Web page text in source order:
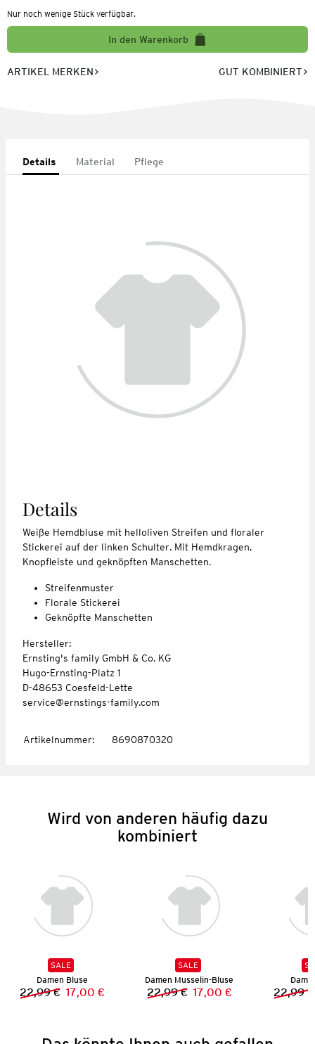
Nur noch wenige Stück verfügbar.
In den Warenkorb
ARTIKEL MERKEN GUT KOMBINIERT
Details Material Pflege
Details
Weiße Hemdbluse mit helloliven Streifen und floraler
Stickerei auf der linken Schulter. Mit Hemdkragen,
Knopfleiste und geknöpften Manschetten.
Streifenmuster
Florale Stickerei
Geknöpfte Manschetten
Hersteller:
Ernsting's family GmbH & Co. KG
Hugo-Ernsting-Platz 1
D-48653 Coesfeld-Lette
service@ernstings-family.com
Artikelnummer: 8690870320
Wird von anderen häufig dazu
kombiniert
SALE
Damen Bluse
Vorheriger Preis:
22,99 € Neuer Preis:
17,00 €
SALE
Damen Musselin-Bluse
Vorheriger Preis:
22,99 € Neuer Preis:
17,00 € 22,99 €